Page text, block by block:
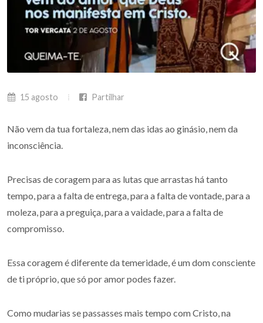
15 agosto Partilhar
Não vem da tua fortaleza, nem das idas ao ginásio, nem da
inconsciência.
Precisas de coragem para as lutas que arrastas há tanto
tempo, para a falta de entrega, para a falta de vontade, para a
moleza, para a preguiça, para a vaidade, para a falta de
compromisso.
Essa coragem é diferente da temeridade, é um dom consciente
de ti próprio, que só por amor podes fazer.
Como mudarias se passasses mais tempo com Cristo, na